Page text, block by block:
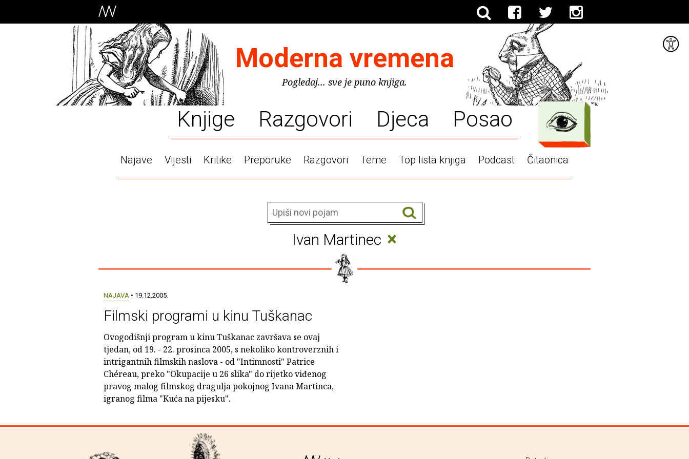
Moderna vremena
Pogledaj... sve je puno knjiga.
Knjige Razgovori Djeca Posao
Najave Vijesti Kritike Preporuke Razgovori Teme Top lista knjiga Podcast Čitaonica
Ivan Martinec ×
NAJAVA• 19.12.2005.
Filmski programi u kinu Tuškanac
Ovogodišnji program u kinu Tuškanac završava se ovaj
tjedan, od 19. - 22. prosinca 2005, s nekoliko kontroverznih i
intrigantnih filmskih naslova - od "Intimnosti" Patrice
Chéreau, preko "Okupacije u 26 slika" do rijetko viđenog
pravog malog filmskog dragulja pokojnog Ivana Martinca,
igranog filma "Kuća na pijesku".